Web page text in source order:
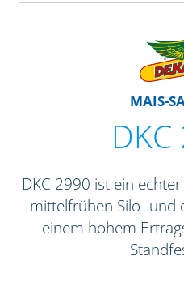
MAIS-
DKC 2990 ist ein
mittelfrühen Silo- und
einem hohem